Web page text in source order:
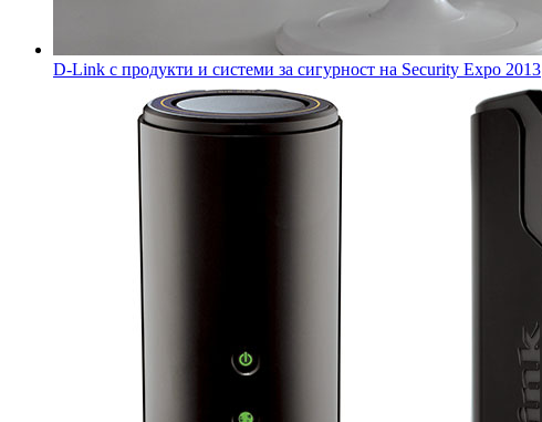
D-Link с продукти и системи за сигурност на Security Expo 2013